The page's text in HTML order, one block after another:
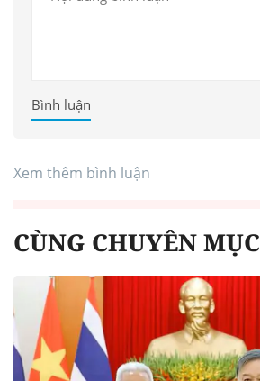
Bình luận
Xem thêm bình luận
CÙNG CHUYÊN MỤC